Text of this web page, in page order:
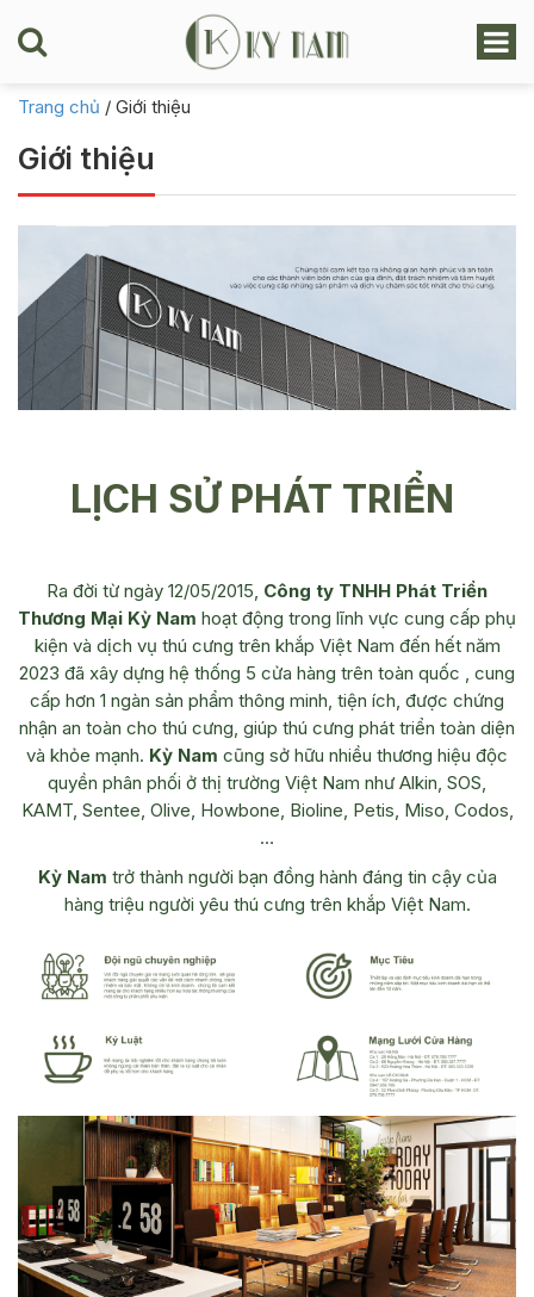
Trang chủ / Giới thiệu
Giới thiệu
LỊCH SỬ PHÁT TRIỂN
Ra đời từ ngày 12/05/2015, Công ty TNHH Phát Triển
Thương Mại Kỳ Nam hoạt động trong lĩnh vực cung cấp phụ
kiện và dịch vụ thú cưng trên khắp Việt Nam đến hết năm
2023 đã xây dựng hệ thống 5 cửa hàng trên toàn quốc , cung
cấp hơn 1 ngàn sản phẩm thông minh, tiện ích, được chứng
nhận an toàn cho thú cưng, giúp thú cưng phát triển toàn diện
và khỏe mạnh. Kỳ Nam cũng sở hữu nhiều thương hiệu độc
quyền phân phối ở thị trường Việt Nam như Alkin, SOS,
KAMT, Sentee, Olive, Howbone, Bioline, Petis, Miso, Codos,
…
Kỳ Nam trở thành người bạn đồng hành đáng tin cậy của
hàng triệu người yêu thú cưng trên khắp Việt Nam.